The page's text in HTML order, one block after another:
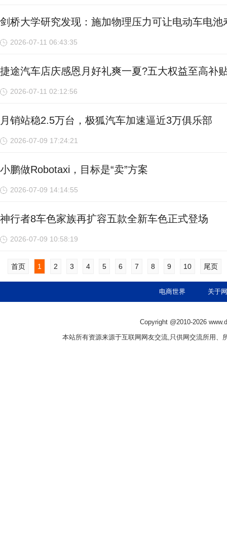
剑桥大学研究发现：施加物理压力可让电动车电
2026-07-11 06:43:35
捷途汽车店庆感恩月好礼爽一夏?五大权益至高补
2026-07-11 02:12:56
月销站稳2.5万台，极狐汽车加速逼近3万俱乐部
2026-07-09 17:24:21
小鹏做Robotaxi，目标是“卖”方案
2026-07-09 14:14:55
神行者8车色家族再扩容五款全新车色正式登场
2026-07-09 10:58:19
首页 1 2 3 4 5 6 7 8 9 10 尾页
电商世界 关于
Copyright @2010-2026
本站所有资源来源于互联网网友交流,只供网交流所用